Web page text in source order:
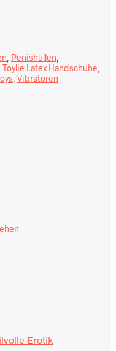
Penishüllen
Toylie Latex Handschuhe
Vibratoren